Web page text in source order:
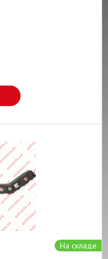
На складе